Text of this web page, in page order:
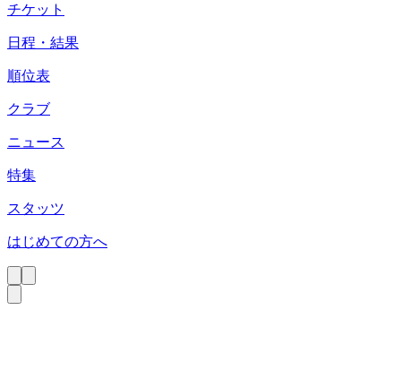
チケット
日程・結果
順位表
クラブ
ニュース
特集
スタッツ
はじめての方へ